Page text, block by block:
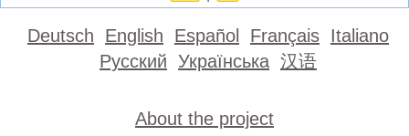
Deutsch English Español Français Italiano
Русский Українська 汉语
About the project